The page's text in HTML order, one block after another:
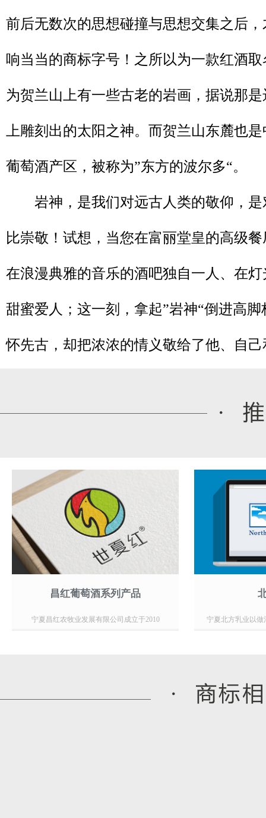
前后无数次的思想碰撞与思想交集之后
响当当的商标字号！之所以为一款红酒取
为贺兰山上有一些古老的岩画，据说那
上雕刻出的太阳之神。而贺兰山东麓也
葡萄酒产区，被称为”东方的波尔多“。
岩神，是我们对远古人类的敬仰，是
比崇敬！试想，当您在富丽堂皇的高级
在浪漫典雅的音乐的酒吧独自一人、在
甜蜜爱人；这一刻，拿起”岩神“倒进高
怀先古，却把浓浓的情义敬给了他、自
昌红葡萄酒系列产品
宁夏昌红农牧业发展有限公司成立于2010 宁夏北方乳业以做